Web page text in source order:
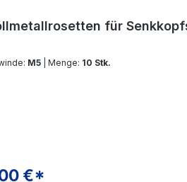
für
M5 | Menge: 10 Stk.
Preis:
€*